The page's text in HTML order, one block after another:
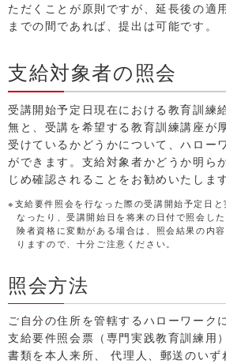
ただくことが原則ですが、延長後の適
までの間であれば、提出は可能です。
支給対象者の照会
受講開始予定日現在における教育訓練
無と、受講を希望する教育訓練講座が
受けているかどうかについて、ハロー
ができます。支給対象者かどうか明ら
じめ確認されることをお勧めいたします
※支給要件照会を行なった際の受講開始予定日
なったり、受講開始日を将来の日付で照会し
険者資格に変動がある場合は、照会結果の内
りますので、十分ご注意ください。
照会方法
ご自分の住所を管轄するハローワーク
支給要件照会票（専門実践教育訓練用
書類を本人来所、 代理人、郵送のいず